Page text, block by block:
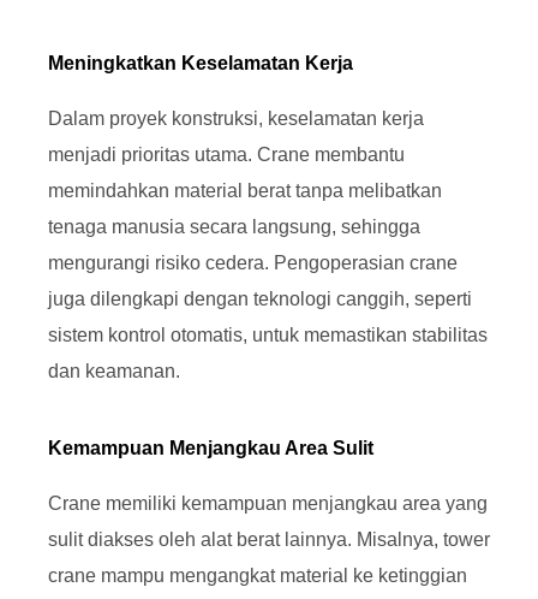
Meningkatkan Keselamatan Kerja
Dalam proyek konstruksi, keselamatan kerja
menjadi prioritas utama. Crane membantu
memindahkan material berat tanpa melibatkan
tenaga manusia secara langsung, sehingga
mengurangi risiko cedera. Pengoperasian crane
juga dilengkapi dengan teknologi canggih, seperti
sistem kontrol otomatis, untuk memastikan stabilitas
dan keamanan.
Kemampuan Menjangkau Area Sulit
Crane memiliki kemampuan menjangkau area yang
sulit diakses oleh alat berat lainnya. Misalnya, tower
crane mampu mengangkat material ke ketinggian